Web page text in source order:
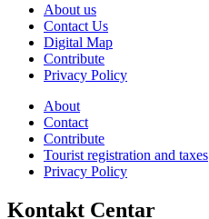
About us
Contact Us
Digital Map
Contribute
Privacy Policy
About
Contact
Contribute
Tourist registration and taxes
Privacy Policy
Kontakt Centar